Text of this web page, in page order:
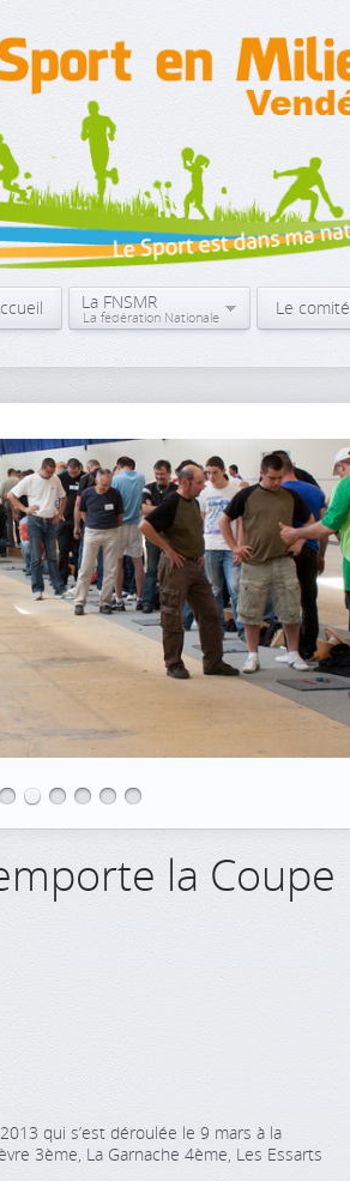
La FNSMR
La fédération Nationale Le comité
la Coupe
qui s’est déroulée le 9 mars à la
3ème, La Garnache 4ème, Les Essarts